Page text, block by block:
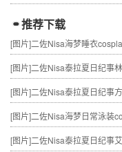
推荐下载
[图片]二佐Nisa海梦睡衣
[图片]二佐Nisa泰拉夏日纪事
[图片]二佐Nisa泰拉夏日纪事
[图片]二佐Nisa海梦日常泳装
[图片]二佐Nisa泰拉夏日纪事